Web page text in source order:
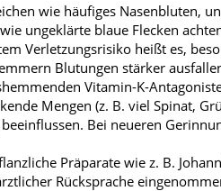
wie häufiges Nasenbluten,
ungeklärte blaue Flecken
Verletzungsrisiko heißt es,
Blutungen stärker
Vitamin-K-
Mengen (z. B. viel Spinat,
Bei neueren
Präparate wie z. B.
Rücksprache